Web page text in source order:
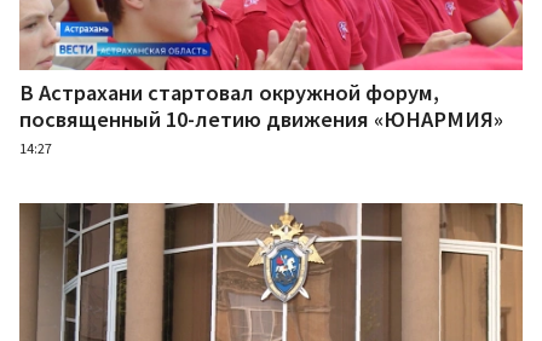
В Астрахани стартовал окружной форум,
посвященный 10-летию движения «ЮНАРМИЯ»
14:27